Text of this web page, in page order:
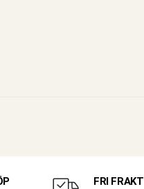
FRI FRAKT